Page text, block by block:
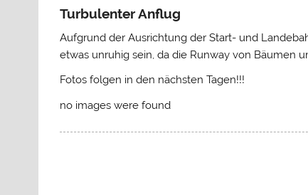
Turbulenter Anflug
Aufgrund der Ausrichtung der Start- und
etwas unruhig sein, da die Runway von Bäumen
Fotos folgen in den nächsten Tagen!!!
no images were found